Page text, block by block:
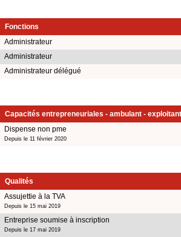
Fonctions
Administrateur
Administrateur
Administrateur délégué
Capacités entrepreneuriales - ambulant -
Dispense non pme
Depuis le 11 février 2020
Qualités
Assujettie à la TVA
Depuis le 15 mai 2019
Entreprise soumise à inscription
Depuis le 17 mai 2019